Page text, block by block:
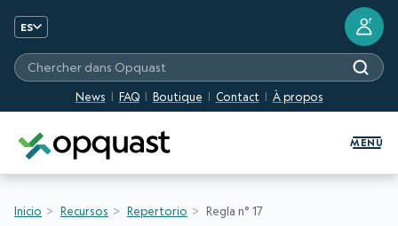
ES
News FAQ Boutique Contact À propos
Chercher dans Opquast
?
MENU
Inicio Recursos Repertorio Regla n° 17